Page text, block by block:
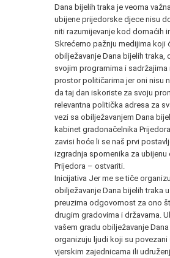
Dana bijelih traka je veoma
ubijene prijedorske djece nisu
niti razumijevanje kod domaćih
Skrećemo pažnju medijima koji
obilježavanje Dana bijelih traka,
svojim programima i sadržajima
prostor političarima jer oni nisu
da taj dan iskoriste za svoju
relevantna politička adresa za
vezi sa obilježavanjem Dana
kabinet gradonačelnika
zavisi hoće li se naš prvi
izgradnja spomenika za ubijenu
Prijedora – ostvariti.
Inicijativa Jer me se tiče
obilježavanje Dana bijelih traka
preuzima odgovornost za ono
drugim gradovima i državama.
vašem gradu obilježavanje
organizuju ljudi koji su povezani
vjerskim zajednicama ili